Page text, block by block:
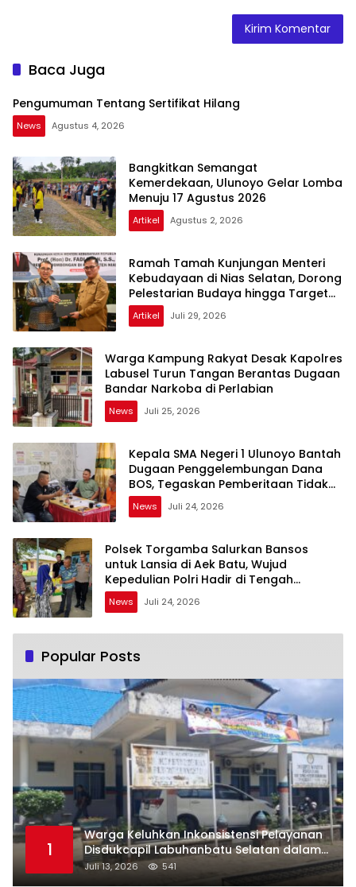
Baca Juga
Pengumuman Tentang Sertifikat Hilang
News Agustus 4, 2026
Bangkitkan Semangat
Kemerdekaan, Ulunoyo Gelar Lomba
Menuju 17 Agustus 2026
Artikel Agustus 2, 2026
Ramah Tamah Kunjungan Menteri
Kebudayaan di Nias Selatan, Dorong
Pelestarian Budaya hingga Target
UNESCO
Artikel Juli 29, 2026
Warga Kampung Rakyat Desak Kapolres
Labusel Turun Tangan Berantas Dugaan
Bandar Narkoba di Perlabian
News Juli 25, 2026
Kepala SMA Negeri 1 Ulunoyo Bantah
Dugaan Penggelembungan Dana
BOS, Tegaskan Pemberitaan Tidak
Benar
News Juli 24, 2026
Polsek Torgamba Salurkan Bansos
untuk Lansia di Aek Batu, Wujud
Kepedulian Polri Hadir di Tengah
Masyarakat
News Juli 24, 2026
Popular Posts
1
Warga Keluhkan Inkonsistensi Pelayanan
Disdukcapil Labuhanbatu Selatan dalam
Pengurusan KK Rusak
Juli 13, 2026 541